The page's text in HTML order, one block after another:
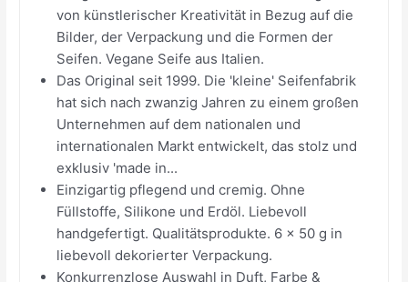
von künstlerischer Kreativität in Bezug auf die
Bilder, der Verpackung und die Formen der
Seifen. Vegane Seife aus Italien.
Das Original seit 1999. Die 'kleine' Seifenfabrik
hat sich nach zwanzig Jahren zu einem großen
Unternehmen auf dem nationalen und
internationalen Markt entwickelt, das stolz und
exklusiv 'made in...
Einzigartig pflegend und cremig. Ohne
Füllstoffe, Silikone und Erdöl. Liebevoll
handgefertigt. Qualitätsprodukte. 6 x 50 g in
liebevoll dekorierter Verpackung.
Konkurrenzlose Auswahl in Duft, Farbe &